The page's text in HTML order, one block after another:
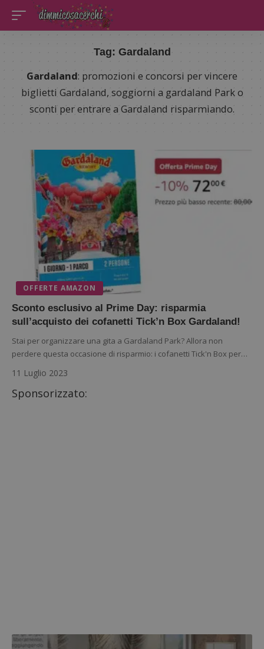
Tag: Gardaland
Gardaland: promozioni e concorsi per vincere
biglietti Gardaland, soggiorni a gardaland Park o
sconti per entrare a Gardaland risparmiando.
OFFERTE AMAZON
Sconto esclusivo al Prime Day: risparmia
sull’acquisto dei cofanetti Tick’n Box Gardaland!
Stai per organizzare una gita a Gardaland Park? Allora non
perdere questa occasione di risparmio: i cofanetti Tick'n Box per…
11 Luglio 2023
Sponsorizzato: